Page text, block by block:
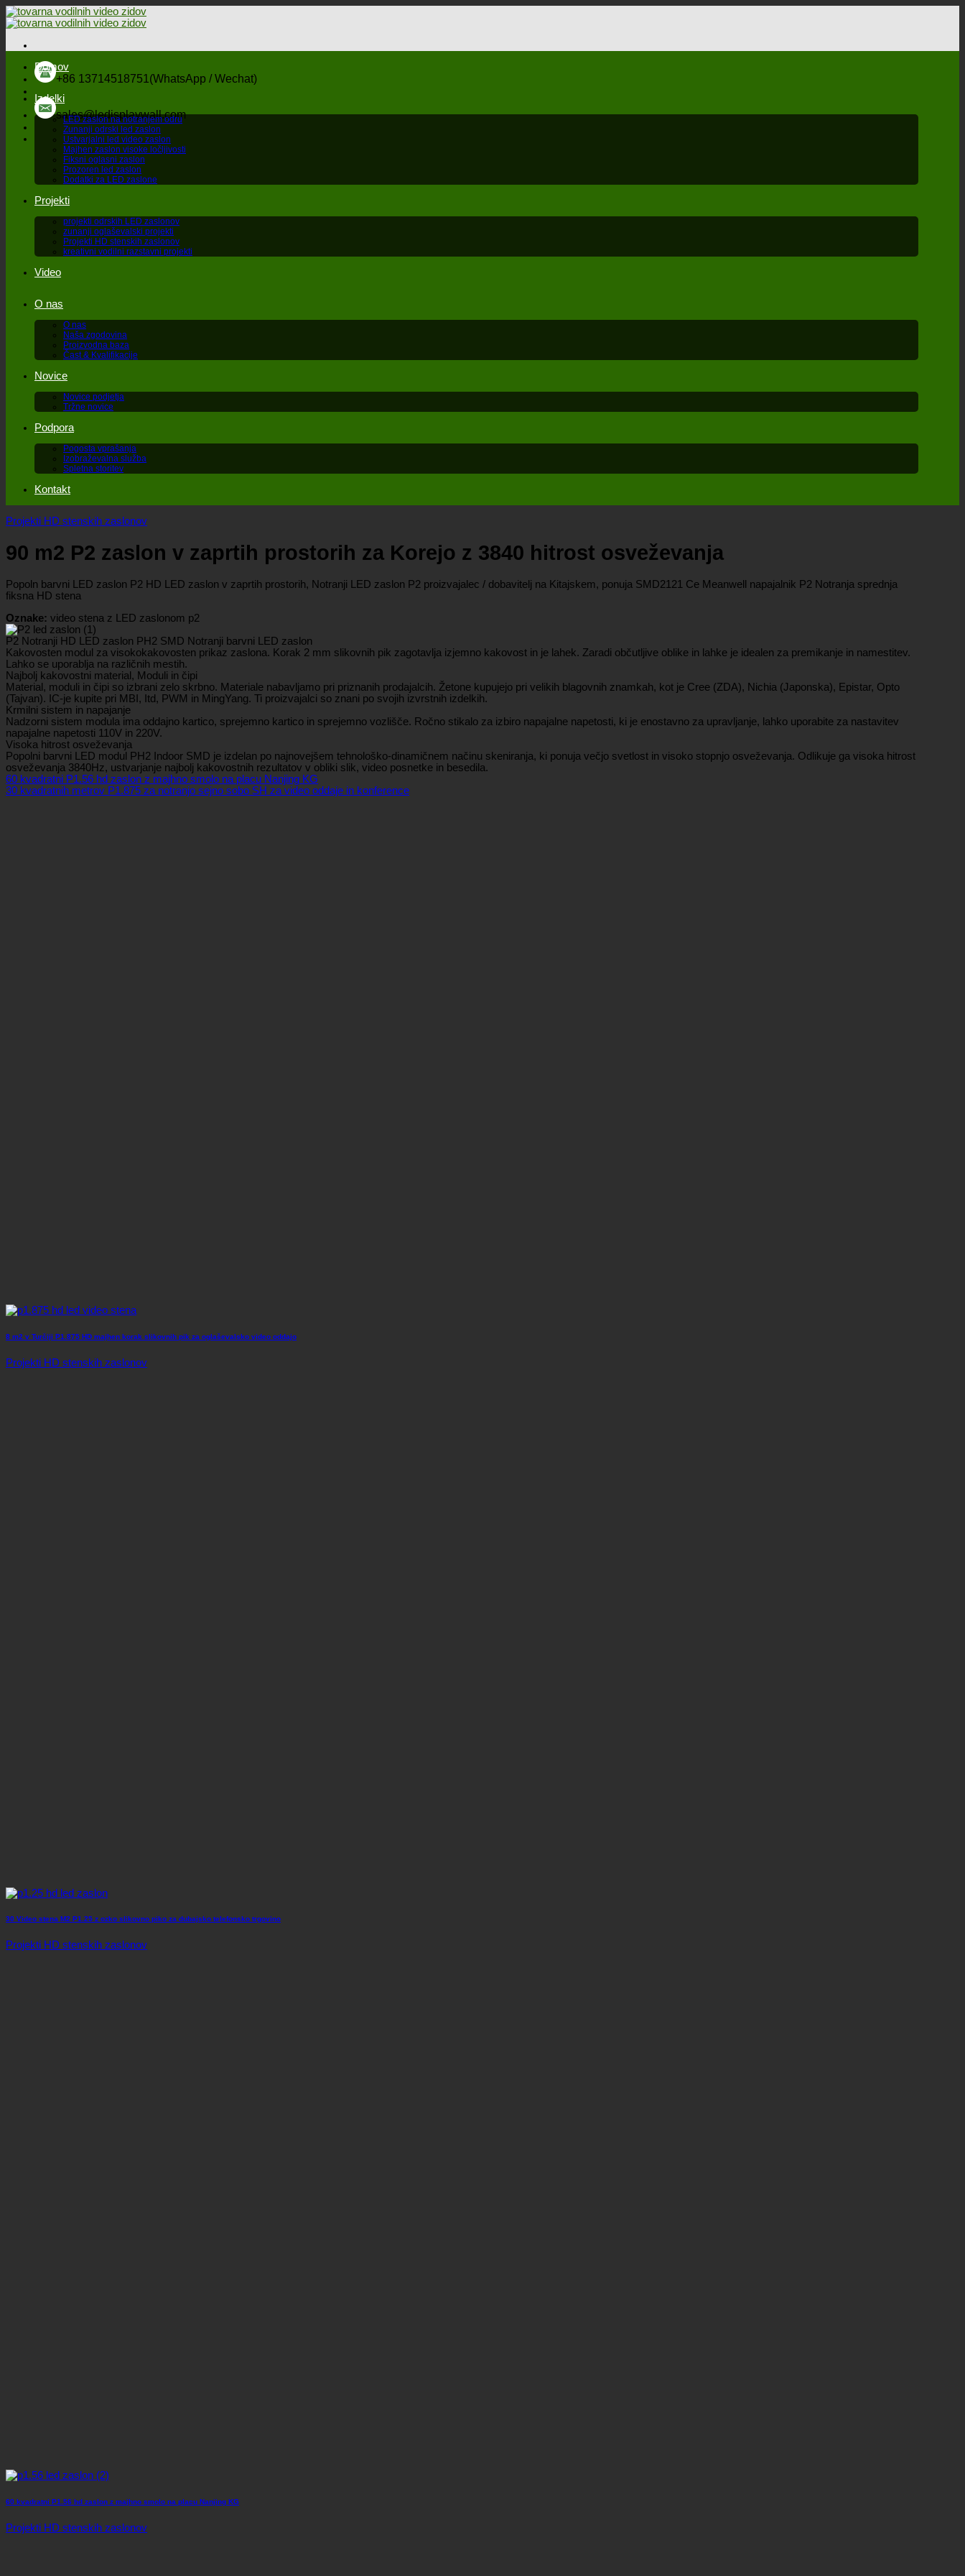
Preskoči
na
+86 13714518751(WhatsApp / Wechat)
sales@ledisplaywall.com
Domov
Izdelki
LED zaslon na notranjem odru
Zunanji odrski led zaslon
Ustvarjalni led video zaslon
Majhen zaslon visoke ločljivosti
Fiksni oglasni zaslon
Prozoren led zaslon
Dodatki za LED zaslone
Projekti
projekti odrskih LED zaslonov
zunanji oglaševalski projekti
Projekti HD stenskih zaslonov
kreativni vodilni razstavni projekti
Video
O nas
O nas
Naša zgodovina
Proizvodna baza
Čast & Kvalifikacije
Novice
Novice podjetja
Tržne novice
Podpora
Pogosta vprašanja
Izobraževalna služba
Spletna storitev
Kontakt
Projekti HD stenskih zaslonov
90 m2 P2 zaslon v zaprtih prostorih za Korejo z 3840 hitrost osveževanja
Popoln barvni LED zaslon P2 HD LED zaslon v zaprtih prostorih, Notranji LED zaslon P2 proizvajalec / dobavitelj na Kitajskem, ponuja SMD2121 Ce Meanwell napajalnik P2 Notranja sprednja
fiksna HD stena
Oznake: video stena z LED zaslonom p2
P2 Notranji HD LED zaslon PH2 SMD Notranji barvni LED zaslon
Kakovosten modul za visokokakovosten prikaz zaslona. Korak 2 mm slikovnih pik zagotavlja izjemno kakovost in je lahek. Zaradi občutljive oblike in lahke je idealen za premikanje in namestitev.
Lahko se uporablja na različnih mestih.
Najbolj kakovostni material, Moduli in čipi
Material, moduli in čipi so izbrani zelo skrbno. Materiale nabavljamo pri priznanih prodajalcih. Žetone kupujejo pri velikih blagovnih znamkah, kot je Cree (ZDA), Nichia (Japonska), Epistar, Opto
(Tajvan). IC-je kupite pri MBI, Itd, PWM in MingYang. Ti proizvajalci so znani po svojih izvrstnih izdelkih.
Krmilni sistem in napajanje
Nadzorni sistem modula ima oddajno kartico, sprejemno kartico in sprejemno vozlišče. Ročno stikalo za izbiro napajalne napetosti, ki je enostavno za upravljanje, lahko uporabite za nastavitev
napajalne napetosti 110V in 220V.
Visoka hitrost osveževanja
Popolni barvni LED modul PH2 Indoor SMD je izdelan po najnovejšem tehnološko-dinamičnem načinu skeniranja, ki ponuja večjo svetlost in visoko stopnjo osveževanja. Odlikuje ga visoka hitrost
osveževanja 3840Hz, ustvarjanje najbolj kakovostnih rezultatov v obliki slik, video posnetke in besedila.
60 kvadratni P1.56 hd zaslon z majhno smolo na placu Nanjing KG
30 kvadratnih metrov P1.875 za notranjo sejno sobo SH za video oddaje in konference
8 m2 v Turčiji P1.875 HD majhen korak slikovnih pik za oglaševalsko video oddajo
Projekti HD stenskih zaslonov
30 Video stena M2 P1.25 z ozko slikovno piko za dubajsko telefonsko trgovino
Projekti HD stenskih zaslonov
60 kvadratni P1.56 hd zaslon z majhno smolo na placu Nanjing KG
Projekti HD stenskih zaslonov